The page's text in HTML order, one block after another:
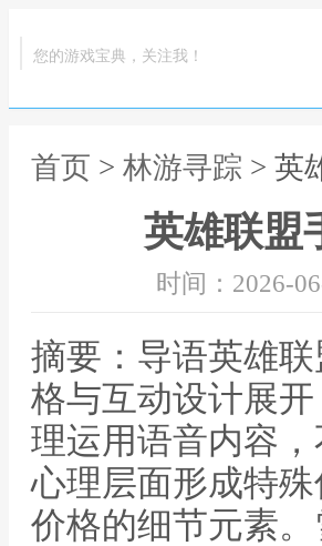
您的游戏宝典，关注我！
首页 > 林游寻踪 > 英
英雄联盟
时间：2026-
摘要：导语英雄
格与互动设计展
理运用语音内容
心理层面形成特
价格的细节元素